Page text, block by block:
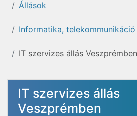
Állások
Informatika, telekommunikáció
IT szervizes állás Veszprémben
IT szervizes állás
Veszprémben